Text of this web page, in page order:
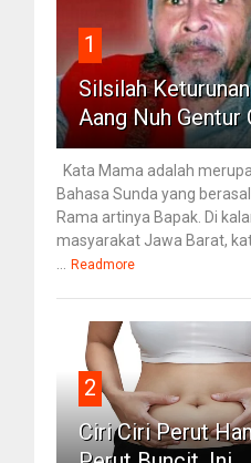
1
Silsilah
Aang Nuh Gentur
Kata Mama adalah
Bahasa Sunda yang
Rama artinya Bapak. Di
masyarakat Jawa Barat,
... Readmore
2
Ciri Ciri Perut